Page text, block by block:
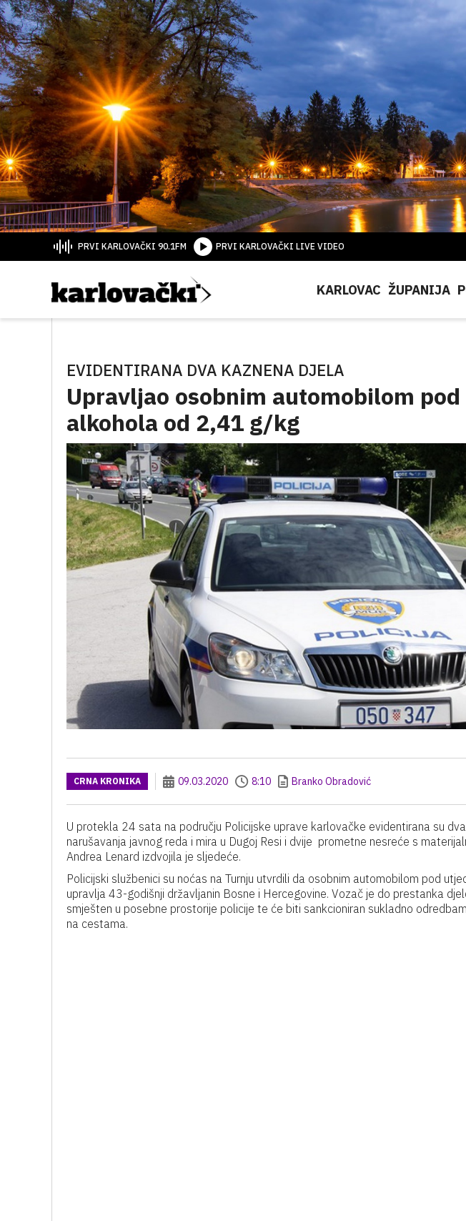
PRVI KARLOVAČKI 90.1FM PRVI KARLOVAČKI LIVE VIDEO
KARLOVAC ŽUPANIJA
EVIDENTIRANA DVA KAZNENA DJELA
Upravljao osobnim automobilom
alkohola od 2,41 g/kg
CRNA KRONIKA 09.03.2020 8:10 Branko Obradović
U protekla 24 sata na području Policijske uprave karlovačke evidentirana su
narušavanja javnog reda i mira u Dugoj Resi i dvije prometne nesreće s
Andrea Lenard izdvojila je sljedeće.
Policijski službenici su noćas na Turnju utvrdili da osobnim automobilom pod
upravlja 43-godišnji državljanin Bosne i Hercegovine. Vozač je do prestanka
smješten u posebne prostorije policije te će biti sankcioniran sukladno
na cestama.